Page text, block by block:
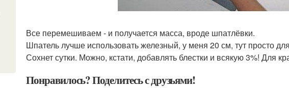
Все перемешиваем - и получается масса, вроде шпатлёвки.
Шпатель лучше использовать железный, у меня 20 см, тут просто
Сохнет сутки. Можно, кстати, добавлять блестки и всякую 3%! Для
Понравилось? Поделитесь с друзьями!